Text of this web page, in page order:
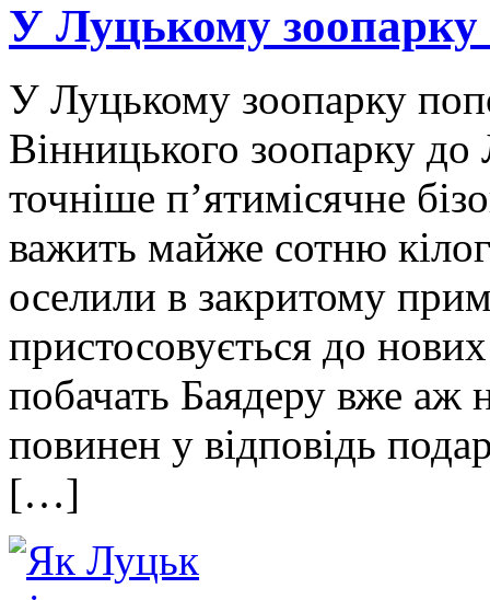
У Луцькому
У Луцькому зоопарку
Вінницького зоопарку до
точніше п’ятимісячне
важить майже сотню
оселили в закритому
пристосовується до
побачать Баядеру вже аж
повинен у відповідь
[…]